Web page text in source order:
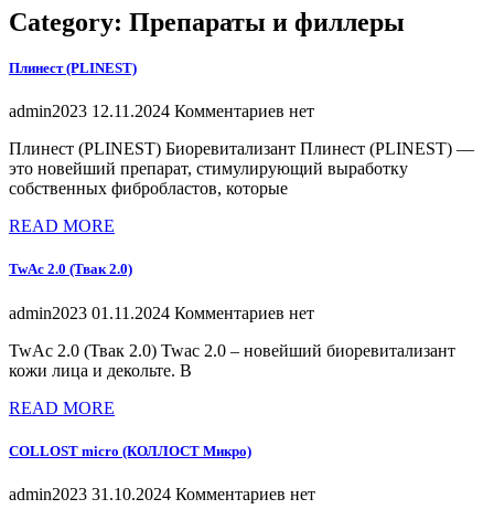
Category: Препараты и филлеры
Плинест (PLINEST)
admin2023 12.11.2024 Комментариев нет
Плинест (PLINEST) Биоревитализант Плинест (PLINEST) —
это новейший препарат, стимулирующий выработку
собственных фибробластов, которые
READ MORE
TwAc 2.0 (Твак 2.0)
admin2023 01.11.2024 Комментариев нет
TwAc 2.0 (Твак 2.0) Twac 2.0 – новейший биоревитализант
кожи лица и декольте. В
READ MORE
COLLOST micro (КОЛЛОСТ Микро)
admin2023 31.10.2024 Комментариев нет